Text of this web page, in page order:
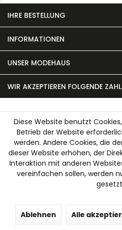
IHRE BESTELLUNG
INFORMATIONEN
UNSER MODEHAUS
WIR AKZEPTIEREN FOLGENDE
Diese Website benutzt
Betrieb der Website
werden. Andere Cookies, die
dieser Website erhöhen, der
Interaktion mit anderen
vereinfachen sollen, werden
Ablehnen Alle